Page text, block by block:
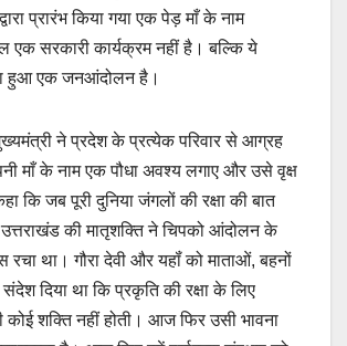
प्रारंभ किया गया एक पेड़ माँ के नाम
एक सरकारी कार्यक्रम नहीं है। बल्कि ये
हुआ एक जनआंदोलन है।
ने प्रदेश के प्रत्येक परिवार से आग्रह
माँ के नाम एक पौधा अवश्य लगाए और उसे वृक्ष
कि जब पूरी दुनिया जंगलों की रक्षा की बात
की मातृशक्ति ने चिपको आंदोलन के
रचा था। गौरा देवी और यहॉं को माताओं, बहनों
दिया था कि प्रकृति की रक्षा के लिए
शक्ति नहीं होती। आज फिर उसी भावना